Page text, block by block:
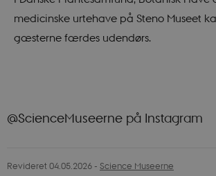
medicinske urtehave på Steno Museet
gæsterne færdes udendørs.
@ScienceMuseerne på Instagram
Revideret 04.05.2026 - Science Museerne
PHPSESSID